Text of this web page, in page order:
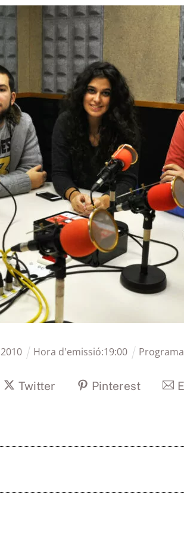
2010 Hora d'emissió:19:00
Twitter Pinterest